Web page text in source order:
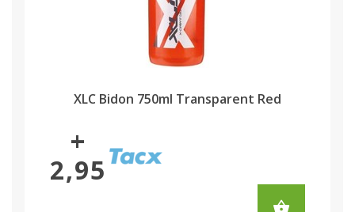
XLC Bidon 750ml Transparent Red
+
2,95